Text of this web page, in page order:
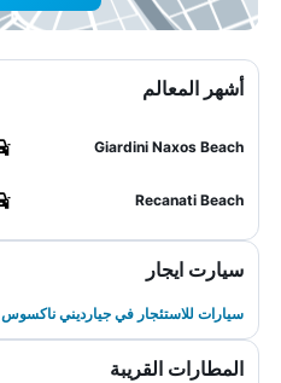
أشهر المعالم
Giardini Naxos Beach
Recanati Beach
سيارت ايجار
سيارات للاستئجار في جيارديني ناكسوس
المطارات القريبة